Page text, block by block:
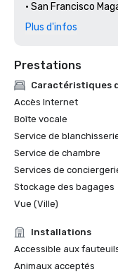
• San Francisco
Court ont été
Californie au moins
• Thrillist - Les
lumière les arts et la
• Haute Living San
Francisco fête ses
2024
• Travel + Leisure -
• Guide de voyage
des expériences
Francisco — Les 5
Plus d'infos
Prestations
Caractéristiques
Accès Internet
Boîte vocale
Service de
Service de chambre
Services de
Stockage des bagages
Vue (Ville)
Installations
Accessible aux
Animaux acceptés